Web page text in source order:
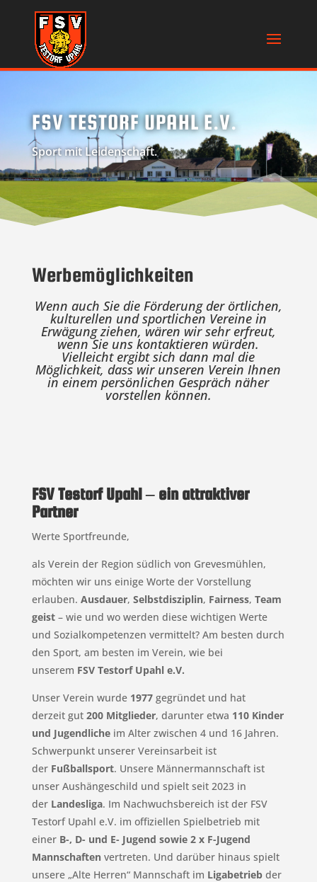
FSV TESTORF UPAHL E.V.
Sport mit Leidenschaft.
Wer­be­mög­lich­kei­ten
Wenn auch Sie die Förderung der örtlichen,
kulturellen und sportlichen Vereine in
Erwägung ziehen, wären wir sehr erfreut,
wenn Sie uns kontaktieren würden.
Vielleicht ergibt sich dann mal die
Möglichkeit, dass wir unseren Verein Ihnen
in einem persönlichen Gespräch näher
vorstellen können.
FSV Testorf Upahl – ein attraktiver
Partner
Werte Sportfreunde,
als Verein der Region südlich von Grevesmühlen,
möchten wir uns einige Worte der Vorstellung
erlauben. Ausdauer, Selbstdisziplin, Fairness, Team
geist – wie und wo werden diese wichtigen Werte
und Sozialkompetenzen vermittelt? Am besten durch
den Sport, am besten im Verein, wie bei
unserem FSV Testorf Upahl e.V.
Unser Verein wurde 1977 gegründet und hat
derzeitgut 200 Mitglieder, darunter etwa 110 Kinder
und Jugendliche im Alter zwischen 4 und 16 Jahren.
Schwerpunkt unserer Vereinsarbeit ist
der Fußballsport. Unsere Männermannschaft ist
unser Aushängeschild und spielt seit 2023 in
der Landesliga. Im Nachwuchsbereich ist der FSV
Testorf Upahl e.V. im offiziellen Spielbetrieb mit
einerB-, D- und E- Jugend sowie 2 x F-Jugend
Mannschaften vertreten. Und darüber hinaus spielt
unsere „Alte Herren“ Mannschaft im Ligabetrieb der